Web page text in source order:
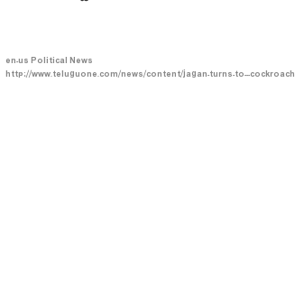
en-usPolitical News
http://www.teluguone.com/news/content/jagan-turns-to---